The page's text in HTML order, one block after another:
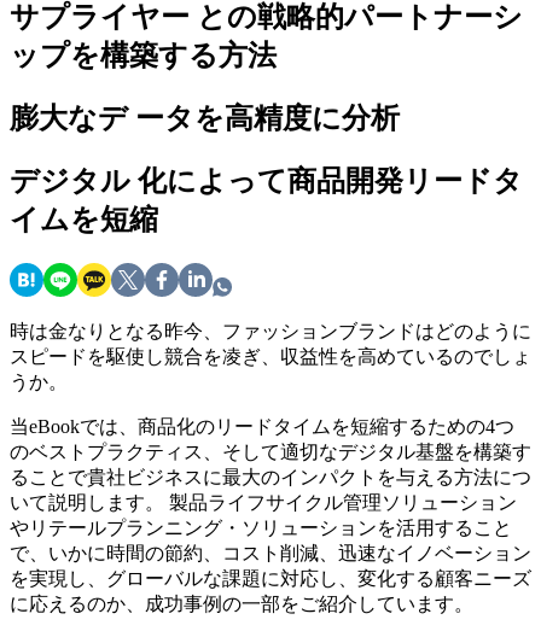
サプライヤー との戦略的パートナーシ
ップを構築する方法
膨大なデ ータを高精度に分析
デジタル 化によって商品開発リードタ
イムを短縮
時は金なりとなる昨今、ファッションブランドはどのように
スピードを駆使し競合を凌ぎ、収益性を高めているのでしょ
うか。
当eBookでは、商品化のリードタイムを短縮するための4つ
のベストプラクティス、そして適切なデジタル基盤を構築す
ることで貴社ビジネスに最大のインパクトを与える方法につ
いて説明します。 製品ライフサイクル管理ソリューション
やリテールプランニング・ソリューションを活用すること
で、いかに時間の節約、コスト削減、迅速なイノベーション
を実現し、グローバルな課題に対応し、変化する顧客ニーズ
に応えるのか、成功事例の一部をご紹介しています。